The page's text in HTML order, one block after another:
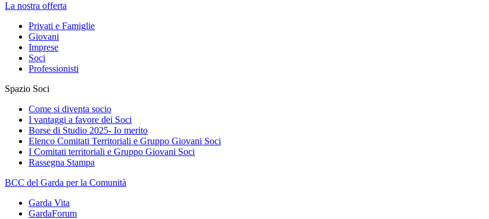
La nostra offerta
Privati e Famiglie
Giovani
Imprese
Soci
Professionisti
Spazio Soci
Come si diventa socio
I vantaggi a favore dei Soci
Borse di Studio 2025- Io merito
Elenco Comitati Territoriali e Gruppo Giovani Soci
I Comitati territoriali e Gruppo Giovani Soci
Rassegna Stampa
BCC del Garda per la Comunità
Garda Vita
GardaForum